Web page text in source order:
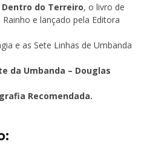
Dentro do Terreiro, o livro de
e lançado pela Editora
e as Sete Linhas de Umbanda
da Umbanda – Douglas
Recomendada.